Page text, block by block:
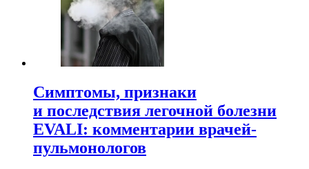
Симптомы, признаки
и последствия легочной болезни
EVALI: комментарии врачей-
пульмонологов